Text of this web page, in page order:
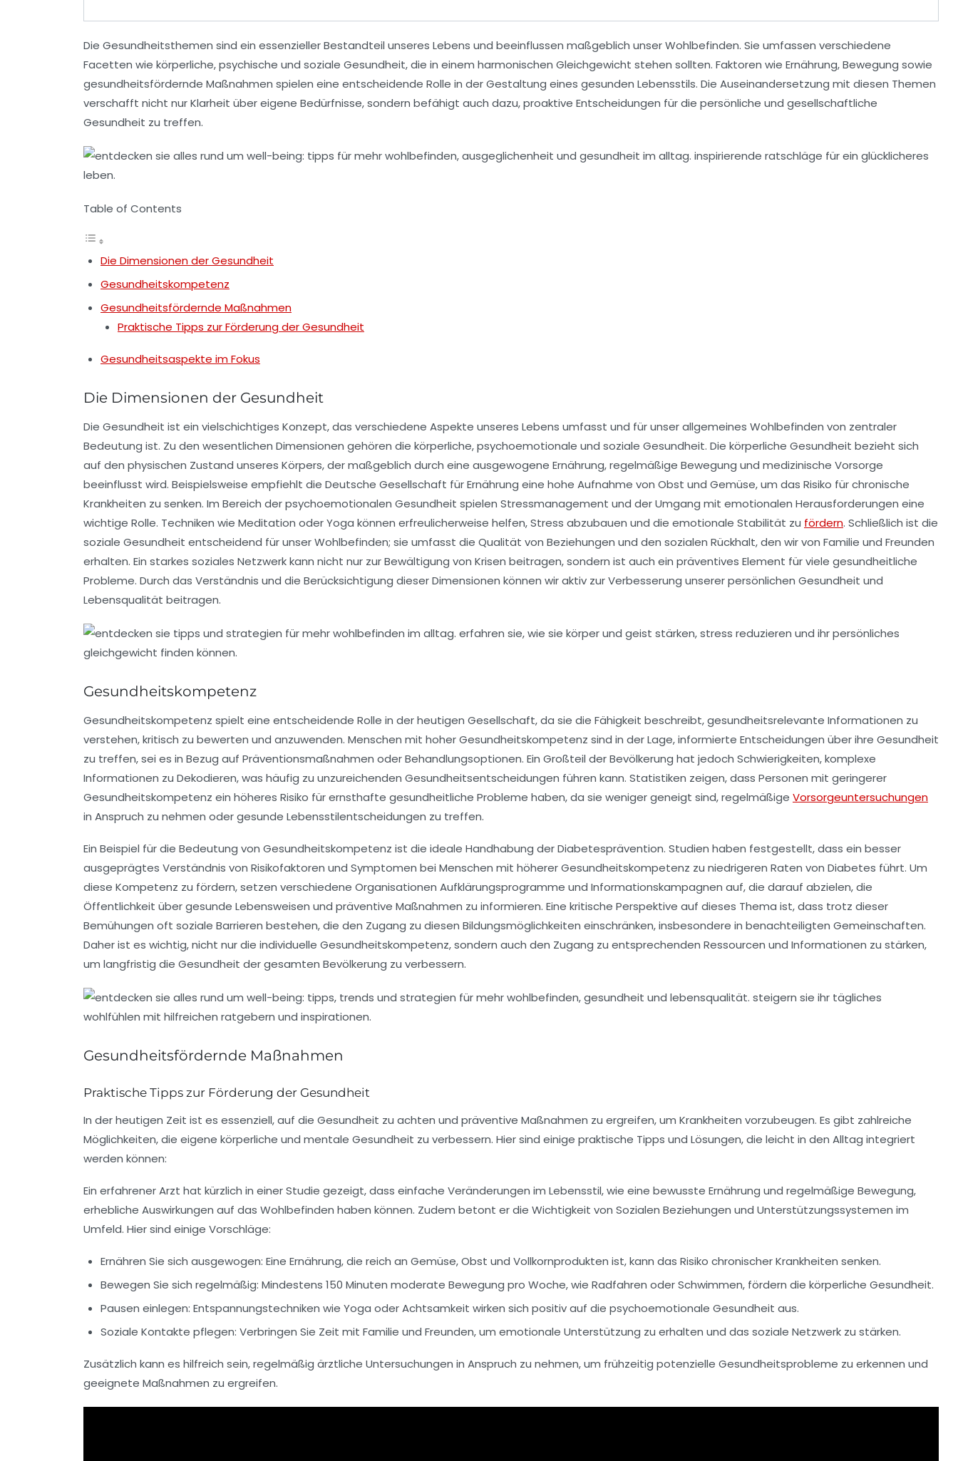
Die Gesundheitsthemen sind ein essenzieller Bestandteil unseres Lebens und beeinflussen maßgeblich unserWohlbefinden. Sie umfassen verschiedene
Facetten wie körperliche,psychische und soziale Gesundheit, die in einem harmonischen Gleichgewicht stehen sollten. Faktoren wie Ernährung,Bewegung sowie
gesundheitsfördernde Maßnahmen spielen eine entscheidende Rolle in der Gestaltung eines gesunden Lebensstils. Die Auseinandersetzung mit diesen Themen
verschafft nicht nur Klarheit über eigene Bedürfnisse, sondern befähigt auch dazu, proaktive Entscheidungen für die persönliche und gesellschaftliche
Gesundheit zu treffen.
Table of Contents
Die Dimensionen der Gesundheit
Gesundheitskompetenz
Gesundheitsfördernde Maßnahmen
Praktische Tipps zur Förderung der Gesundheit
Gesundheitsaspekte im Fokus
Die Dimensionen der Gesundheit
Die Gesundheit ist ein vielschichtiges Konzept, das verschiedene Aspekte unseres Lebens umfasst und für unser allgemeines Wohlbefinden von zentraler
Bedeutung ist. Zu den wesentlichen Dimensionen gehören die körperliche,psychoemotionale und soziale Gesundheit. Die körperliche Gesundheit bezieht sich
auf den physischen Zustand unseres Körpers, der maßgeblich durch eine ausgewogene Ernährung, regelmäßige Bewegung und medizinische Vorsorge
beeinflusst wird. Beispielsweise empfiehlt die Deutsche Gesellschaft für Ernährung eine hohe Aufnahme von Obst und Gemüse, um das Risiko für chronische
Krankheiten zu senken. Im Bereich der psychoemotionalen Gesundheit spielen Stressmanagement und der Umgang mit emotionalen Herausforderungen eine
wichtige Rolle. Techniken wie Meditation oderYoga können erfreulicherweise helfen, Stress abzubauen und die emotionale Stabilität zu fördern. Schließlich ist die
soziale Gesundheit entscheidend für unser Wohlbefinden; sie umfasst die Qualität von Beziehungen und den sozialen Rückhalt, den wir von Familie und Freunden
erhalten. Ein starkes soziales Netzwerk kann nicht nur zur Bewältigung von Krisen beitragen, sondern ist auch ein präventives Element für viele gesundheitliche
Probleme. Durch das Verständnis und die Berücksichtigung dieser Dimensionen können wir aktiv zur Verbesserung unserer persönlichen Gesundheit und
Lebensqualität beitragen.
Gesundheitskompetenz
Gesundheitskompetenz spielt eine entscheidende Rolle in der heutigen Gesellschaft, da sie die Fähigkeit beschreibt, gesundheitsrelevante Informationen zu
verstehen, kritisch zu bewerten und anzuwenden. Menschen mit hoher Gesundheitskompetenz sind in der Lage, informierte Entscheidungen über ihre Gesundheit
zu treffen, sei es in Bezug auf Präventionsmaßnahmen oder Behandlungsoptionen. Ein Großteil der Bevölkerung hat jedoch Schwierigkeiten, komplexe
Informationen zu Dekodieren, was häufig zu unzureichenden Gesundheitsentscheidungen führen kann. Statistiken zeigen, dass Personen mit geringerer
Gesundheitskompetenz ein höheres Risiko für ernsthafte gesundheitliche Probleme haben, da sie weniger geneigt sind, regelmäßige Vorsorgeuntersuchungen
in Anspruch zu nehmen oder gesunde Lebensstilentscheidungen zu treffen.
Ein Beispiel für die Bedeutung von Gesundheitskompetenz ist die ideale Handhabung derDiabetesprävention. Studien haben festgestellt, dass ein besser
ausgeprägtes Verständnis von Risikofaktoren und Symptomen bei Menschen mit höherer Gesundheitskompetenz zu niedrigeren Raten von Diabetes führt. Um
diese Kompetenz zu fördern, setzen verschiedene Organisationen Aufklärungsprogramme und Informationskampagnen auf, die darauf abzielen, die
Öffentlichkeit über gesunde Lebensweisen und präventive Maßnahmen zu informieren. Eine kritische Perspektive auf dieses Thema ist, dass trotz dieser
Bemühungen oft soziale Barrieren bestehen, die den Zugang zu diesen Bildungsmöglichkeiten einschränken, insbesondere in benachteiligten Gemeinschaften.
Daher ist es wichtig, nicht nur die individuelle Gesundheitskompetenz, sondern auch den Zugang zu entsprechenden Ressourcen und Informationen zu stärken,
um langfristig die Gesundheit der gesamten Bevölkerung zu verbessern.
Gesundheitsfördernde Maßnahmen
Praktische Tipps zur Förderung der Gesundheit
In der heutigen Zeit ist es essenziell, auf die Gesundheit zu achten und präventive Maßnahmen zu ergreifen, um Krankheiten vorzubeugen. Es gibt zahlreiche
Möglichkeiten, die eigene körperliche und mentale Gesundheit zu verbessern. Hier sind einige praktische Tipps und Lösungen, die leicht in den Alltag integriert
werden können:
Ein erfahrener Arzt hat kürzlich in einer Studie gezeigt, dass einfache Veränderungen im Lebensstil, wie eine bewusste Ernährung und regelmäßige Bewegung,
erhebliche Auswirkungen auf das Wohlbefinden haben können. Zudem betont er die Wichtigkeit von Sozialen Beziehungen und Unterstützungssystemen im
Umfeld. Hier sind einige Vorschläge:
Ernähren Sie sich ausgewogen: Eine Ernährung, die reich an Gemüse,Obst und Vollkornprodukten ist, kann das Risiko chronischer Krankheiten senken.
Bewegen Sie sich regelmäßig: Mindestens 150 Minuten moderate Bewegung pro Woche, wie Radfahren oder Schwimmen, fördern die körperliche Gesundheit.
Pausen einlegen: Entspannungstechniken wie Yoga oderAchtsamkeit wirken sich positiv auf die psychoemotionale Gesundheit aus.
Soziale Kontakte pflegen: Verbringen Sie Zeit mit Familie und Freunden, um emotionale Unterstützung zu erhalten und das soziale Netzwerk zu stärken.
Zusätzlich kann es hilfreich sein, regelmäßig ärztliche Untersuchungen in Anspruch zu nehmen, um frühzeitig potenzielle Gesundheitsprobleme zu erkennen und
geeignete Maßnahmen zu ergreifen.